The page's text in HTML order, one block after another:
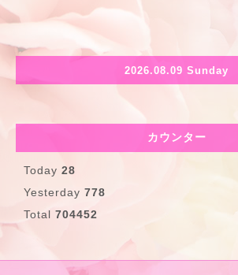
2026.08.09 Sunday
カウンター
Today 28
Yesterday 778
Total 704452